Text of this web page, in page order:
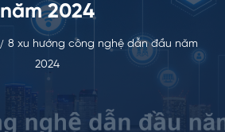
năm 2024
8 xu hướng công nghệ dẫn đầu năm
2024